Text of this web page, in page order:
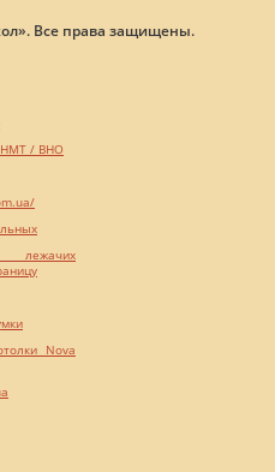
Все права защищены.
НМТ / ВНО
лежачих
Nova